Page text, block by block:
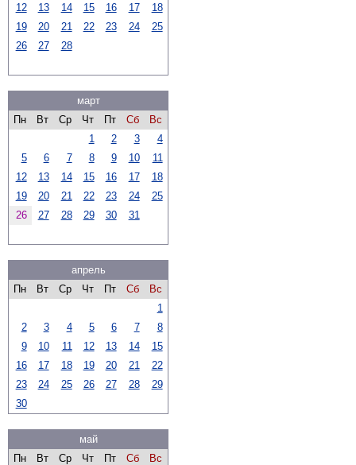
12
13 14 15 16 17
18
19
20 21 22 23 24
25
26
27 28
март
Пн
Вт Ср Чт Пт Сб
Вс
1
2 3
4
5
6 7 8 9 10
11
12
13 14 15 16 17
18
19
20 21 22 23 24
25
26
27 28 29 30 31
апрель
Пн
Вт Ср Чт Пт Сб
Вс
1
2
3 4 5 6 7
8
9
10 11 12 13 14
15
16
17 18 19 20 21
22
23
24 25 26 27 28
29
30
май
Пн
Вт Ср Чт Пт Сб
Вс